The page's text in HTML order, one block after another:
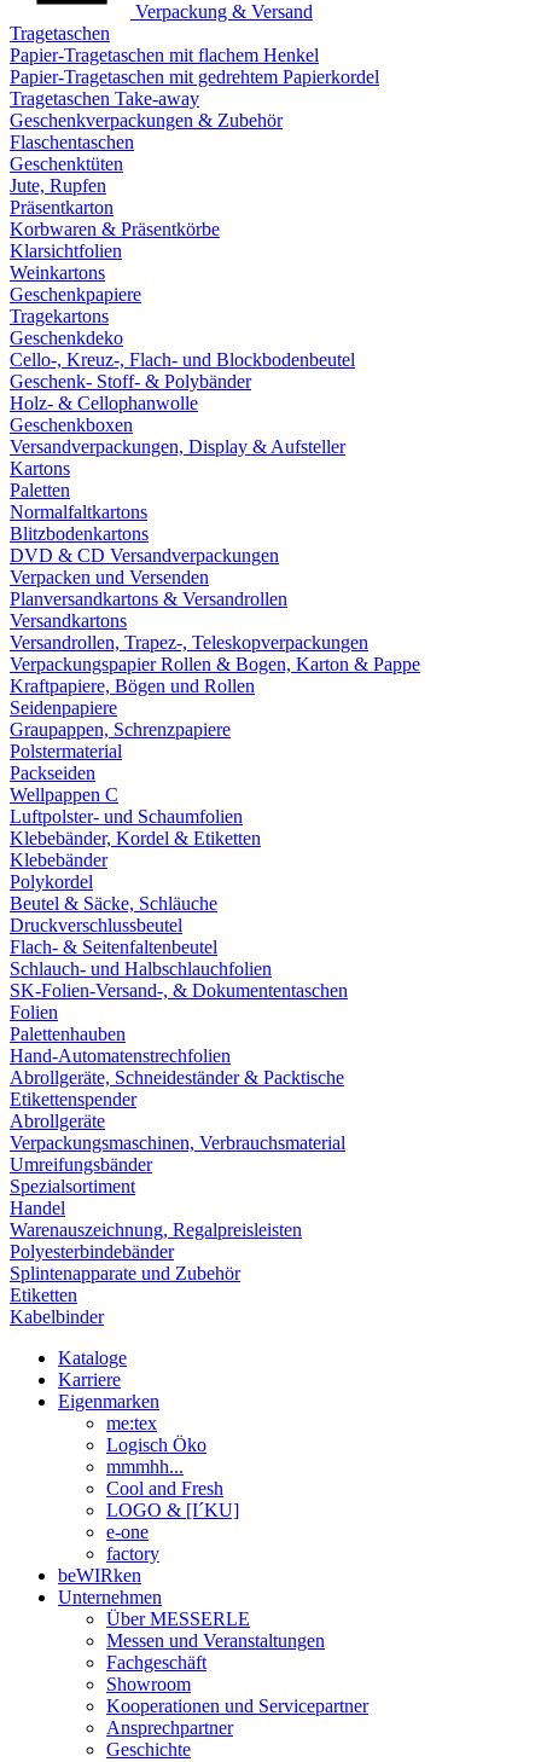
Verpackung & Versand
Tragetaschen
Papier-Tragetaschen mit flachem Henkel
Papier-Tragetaschen mit gedrehtem Papierkordel
Tragetaschen Take-away
Geschenkverpackungen & Zubehör
Flaschentaschen
Geschenktüten
Jute, Rupfen
Präsentkarton
Korbwaren & Präsentkörbe
Klarsichtfolien
Weinkartons
Geschenkpapiere
Tragekartons
Geschenkdeko
Cello-, Kreuz-, Flach- und Blockbodenbeutel
Geschenk- Stoff- & Polybänder
Holz- & Cellophanwolle
Geschenkboxen
Versandverpackungen, Display & Aufsteller
Kartons
Paletten
Normalfaltkartons
Blitzbodenkartons
DVD & CD Versandverpackungen
Verpacken und Versenden
Planversandkartons & Versandrollen
Versandkartons
Versandrollen, Trapez-, Teleskopverpackungen
Verpackungspapier Rollen & Bogen, Karton & Pappe
Kraftpapiere, Bögen und Rollen
Seidenpapiere
Graupappen, Schrenzpapiere
Polstermaterial
Packseiden
Wellpappen C
Luftpolster- und Schaumfolien
Klebebänder, Kordel & Etiketten
Klebebänder
Polykordel
Beutel & Säcke, Schläuche
Druckverschlussbeutel
Flach- & Seitenfaltenbeutel
Schlauch- und Halbschlauchfolien
SK-Folien-Versand-, & Dokumententaschen
Folien
Palettenhauben
Hand-Automatenstrechfolien
Abrollgeräte, Schneideständer & Packtische
Etikettenspender
Abrollgeräte
Verpackungsmaschinen, Verbrauchsmaterial
Umreifungsbänder
Spezialsortiment
Handel
Warenauszeichnung, Regalpreisleisten
Polyesterbindebänder
Splintenapparate und Zubehör
Etiketten
Kabelbinder
Kataloge
Karriere
Eigenmarken
me:tex
Logisch Öko
mmmhh...
Cool and Fresh
LOGO & [I´KU]
e-one
factory
beWIRken
Unternehmen
Über MESSERLE
Messen und Veranstaltungen
Fachgeschäft
Showroom
Kooperationen und Servicepartner
Ansprechpartner
Geschichte